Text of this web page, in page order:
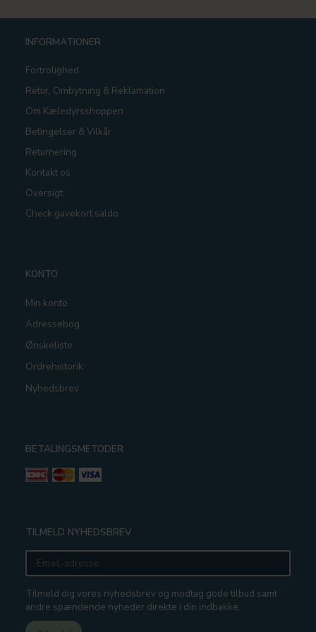
INFORMATIONER
Fortrolighed
Retur, Ombytning & Reklamation
Om Kæledyrsshoppen
Betingelser & Vilkår
Returnering
Kontakt os
Oversigt
Check gavekort saldo
KONTO
Min konto
Adressebog
Ønskeliste
Ordrehistorik
Nyhedsbrev
BETALINGSMETODER
TILMELD NYHEDSBREV
Email-
adresse
Tilmeld dig vores nyhedsbrev og modtag gode tilbud samt
andre spændende nyheder direkte i din indbakke.